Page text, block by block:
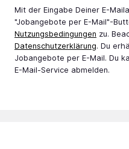
Mit der Eingabe Deiner E-
"Jobangebote per E-Mail"-
Nutzungsbedingungen zu.
Datenschutzerklärung. Du
Jobangebote per E-Mail. Du
E-Mail-Service abmelden.